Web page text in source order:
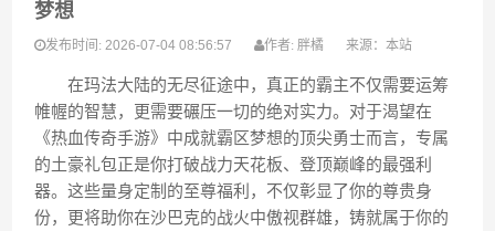
梦想
发布时间: 2026-07-04 08:56:57 作者: 胖橘 来源：本站
在玛法大陆的无尽征途中，真正的霸主不仅需要运筹
帷幄的智慧，更需要碾压一切的绝对实力。对于渴望在
《热血传奇手游》中成就霸区梦想的顶尖勇士而言，专属
的土豪礼包正是你打破战力天花板、登顶巅峰的最强利
器。这些量身定制的至尊福利，不仅彰显了你的尊贵身
份，更将助你在沙巴克的战火中傲视群雄，铸就属于你的